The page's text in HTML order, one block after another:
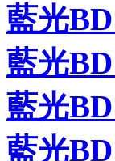
藍光
藍光
藍光
藍光